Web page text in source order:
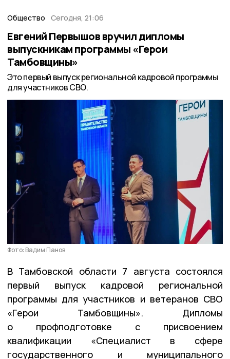
Общество Сегодня, 21:06
Евгений Первышов вручил дипломы
выпускникам программы «Герои
Тамбовщины»
Это первый выпуск региональной кадровой программы
для участников СВО.
Фото: Вадим Панов
В Тамбовской области 7 августа состоялся
первый выпуск кадровой региональной
программы для участников и ветеранов СВО
«Герои Тамбовщины». Дипломы
о профподготовке с присвоением
квалификации «Специалист в сфере
государственного и муниципального